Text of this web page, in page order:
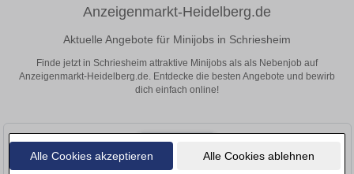
Alle Cookies akzeptieren Alle Cookies ablehnen
Anzeigenmarkt-Heidelberg.de
Aktuelle Angebote für Minijobs in Schriesheim
Finde jetzt in Schriesheim attraktive Minijobs als als Nebenjob auf
Anzeigenmarkt-Heidelberg.de. Entdecke die besten Angebote und bewirb
dich einfach online!